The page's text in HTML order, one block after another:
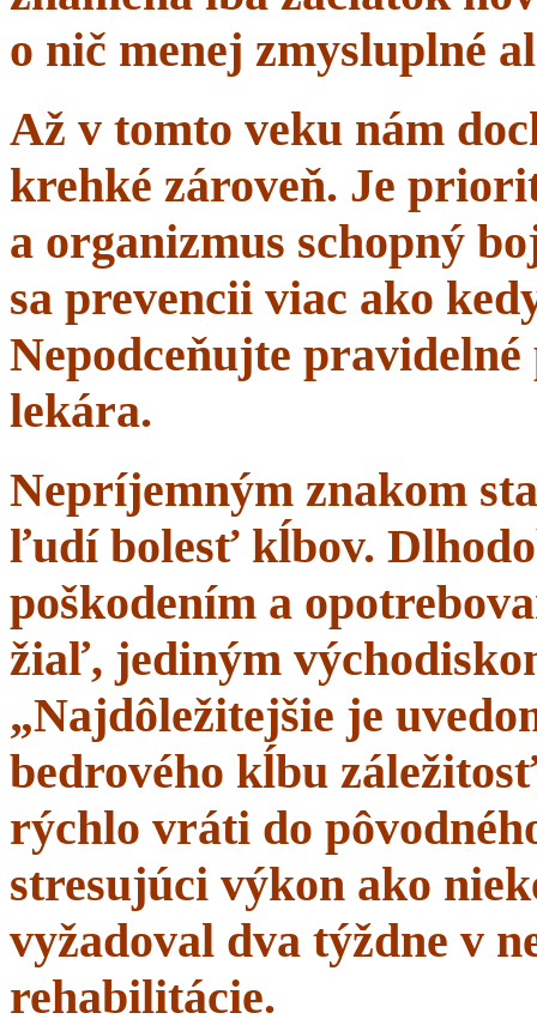
o nič menej zmysluplné
Až v tomto veku nám
krehké zároveň. Je
a organizmus schopný
sa prevencii viac ako
Nepodceňujte
lekára.
Nepríjemným znakom
ľudí bolesť kĺbov.
poškodením a
žiaľ, jediným
„Najdôležitejšie je
bedrového kĺbu
rýchlo vráti do
stresujúci výkon ako
vyžadoval dva týždne v
rehabilitácie.